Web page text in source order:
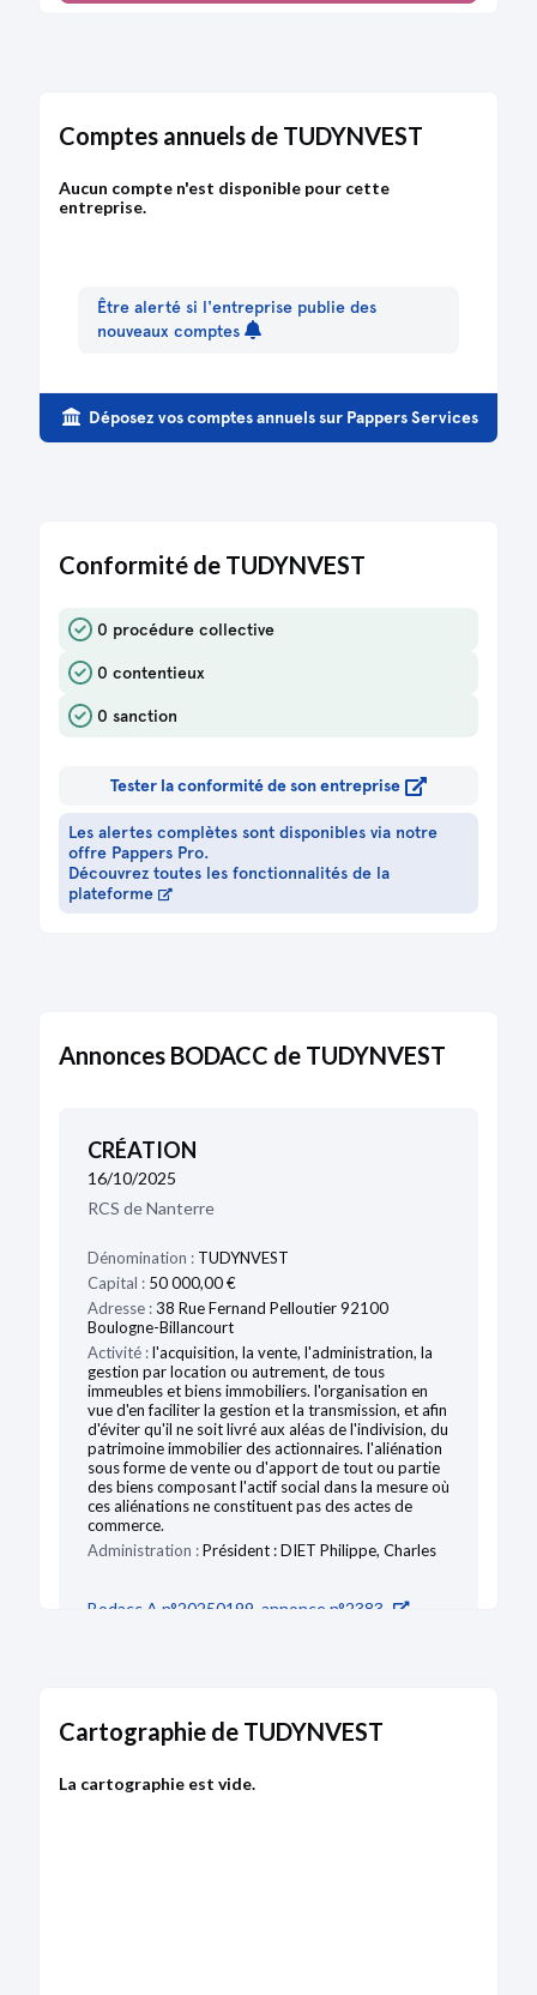
Comptes annuels de TUDYNVEST
Aucun compte n'est disponible pour cette
entreprise.
Être alerté si l'entreprise publie des
nouveaux comptes
Déposez vos comptes annuels sur Pappers Services
Conformité de TUDYNVEST
0 procédure collective
0 contentieux
0 sanction
Tester la conformité de son entreprise
Les alertes complètes sont disponibles via notre
offre Pappers Pro.
Découvrez toutes les fonctionnalités de la
plateforme
Annonces BODACC de TUDYNVEST
CRÉATION
16/10/2025
RCS de Nanterre
Dénomination : TUDYNVEST
Capital : 50 000,00 €
Adresse :38 Rue Fernand Pelloutier 92100
Boulogne-Billancourt
Activité :l'acquisition, la vente, l'administration, la
gestion par location ou autrement, de tous
immeubles et biens immobiliers. l'organisation en
vue d'en faciliter la gestion et la transmission, et afin
d'éviter qu'il ne soit livré aux aléas de l'indivision, du
patrimoine immobilier des actionnaires. l'aliénation
sous forme de vente ou d'apport de tout ou partie
des biens composant l'actif social dans la mesure où
ces aliénations ne constituent pas des actes de
commerce.
Administration :Président : DIET Philippe, Charles
Bodacc A n°20250199, annonce n°2383
Cartographie de TUDYNVEST
La cartographie est vide.